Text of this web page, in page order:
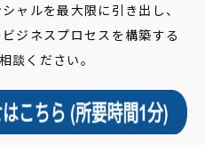
ャルを最大限に引き出し、
ジネスプロセスを構築する
談ください。